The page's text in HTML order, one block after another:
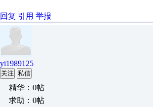
回复 引用 举报
yi1989125
关注 私信
精华：0帖
求助：0帖